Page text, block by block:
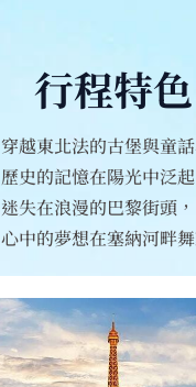
行程特色
穿越東北法的古堡與童話
歷史的記憶在陽光中泛起
迷失在浪漫的巴黎街頭，
心中的夢想在塞納河畔舞